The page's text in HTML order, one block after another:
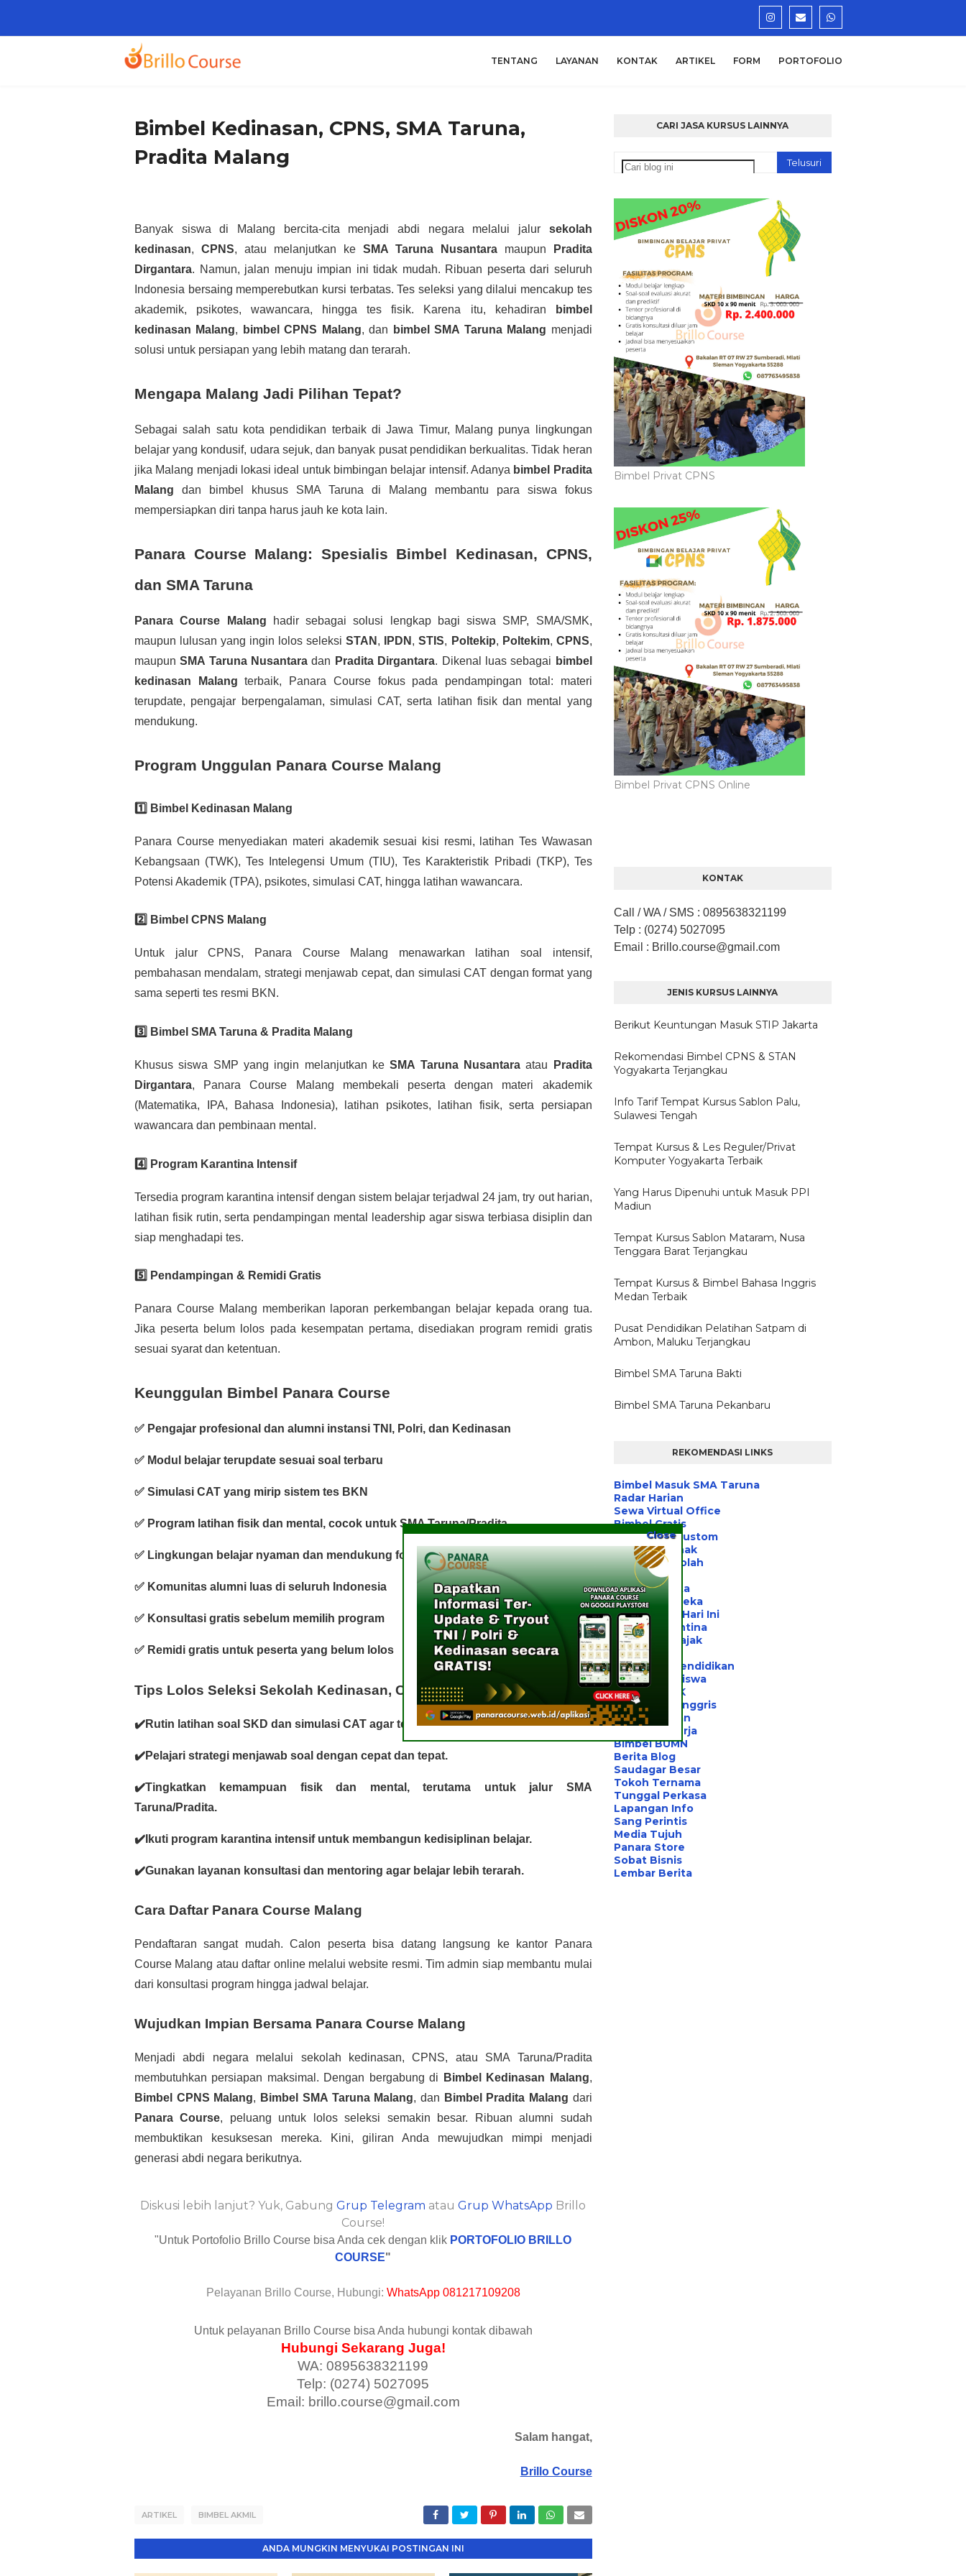
TENTANG LAYANAN KONTAK ARTIKEL FORM PORTOFOLIO
Bimbel Kedinasan, CPNS, SMA Taruna,
Pradita Malang
Banyak siswa di Malang bercita-cita menjadi abdi negara melalui jalur sekolah
kedinasan, CPNS, atau melanjutkan ke SMA Taruna Nusantaramaupun
Pradita
Dirgantara. Namun, jalan menuju impian ini tidak mudah. Ribuan peserta dari seluruh
Indonesia bersaing memperebutkan kursi terbatas. Tes seleksi yang dilalui mencakup tes
akademik, psikotes, wawancara, hingga tes fisik. Karena itu, kehadiran
bimbel
kedinasan Malang, bimbel CPNS Malang, dan bimbel SMA Taruna Malang menjadi
solusi untuk persiapan yang lebih matang dan terarah.
Mengapa Malang Jadi Pilihan Tepat?
Sebagai salah satu kota pendidikan terbaik di Jawa Timur, Malang punya lingkungan
belajar yang kondusif, udara sejuk, dan banyak pusat pendidikan berkualitas. Tidak heran
jika Malang menjadi lokasi ideal untuk bimbingan belajar intensif. Adanya bimbel Pradita
Malang dan bimbel khusus SMA Taruna di Malang membantu para siswa fokus
mempersiapkan diri tanpa harus jauh ke kota lain.
Panara Course Malang: Spesialis Bimbel Kedinasan, CPNS,
dan SMA Taruna
Panara Course Malang hadir sebagai solusi lengkap bagi siswa SMP, SMA/SMK,
maupun lulusan yang ingin lolos seleksiSTAN , IPDN ,STIS, Poltekip, Poltekim, CPNS,
maupunSMA Taruna Nusantara dan Pradita Dirgantara. Dikenal luas sebagai bimbel
kedinasan Malang terbaik, Panara Course fokus pada pendampingan total: materi
terupdate, pengajar berpengalaman, simulasi CAT, serta latihan fisik dan mental yang
mendukung.
Program Unggulan Panara Course Malang
1️⃣ Bimbel Kedinasan Malang
Panara Course menyediakan materi akademik sesuai kisi resmi, latihan Tes Wawasan
Kebangsaan (TWK), Tes Intelegensi Umum (TIU), Tes Karakteristik Pribadi (TKP), Tes
Potensi Akademik (TPA), psikotes, simulasi CAT, hingga latihan wawancara.
2️⃣ Bimbel CPNS Malang
Untuk jalur CPNS, Panara Course Malang menawarkan latihan soal intensif,
pembahasan mendalam, strategi menjawab cepat, dan simulasi CAT dengan format yang
sama seperti tes resmi BKN.
3️⃣ Bimbel SMA Taruna & Pradita Malang
Khusus siswa SMP yang ingin melanjutkan keSMA Taruna Nusantara atau
Pradita
Dirgantara, Panara Course Malang membekali peserta dengan materi akademik
(Matematika, IPA, Bahasa Indonesia), latihan psikotes, latihan fisik, serta persiapan
wawancara dan pembinaan mental.
4️⃣ Program Karantina Intensif
Tersedia program karantina intensif dengan sistem belajar terjadwal 24 jam, try out harian,
latihan fisik rutin, serta pendampingan mental leadership agar siswa terbiasa disiplin dan
siap menghadapi tes.
5️⃣ Pendampingan & Remidi Gratis
Panara Course Malang memberikan laporan perkembangan belajar kepada orang tua.
Jika peserta belum lolos pada kesempatan pertama, disediakan program remidi gratis
sesuai syarat dan ketentuan.
Keunggulan Bimbel Panara Course
✅ Pengajar profesional dan alumni instansi TNI, Polri, dan Kedinasan
✅ Modul belajar terupdate sesuai soal terbaru
✅ Simulasi CAT yang mirip sistem tes BKN
✅ Program latihan fisik dan mental, cocok untuk SMA Taruna/Pradita
✅ Lingkungan belajar nyaman dan mendukung fokus
✅ Komunitas alumni luas di seluruh Indonesia
✅ Konsultasi gratis sebelum memilih program
✅ Remidi gratis untuk peserta yang belum lolos
Tips Lolos Seleksi Sekolah Kedinasan, CPNS, dan SMA Taruna
✔️Rutin latihan soal SKD dan simulasi CAT agar terbiasa dengan format soal resmi.
✔️Pelajari strategi menjawab soal dengan cepat dan tepat.
✔️Tingkatkan kemampuan fisik dan mental, terutama untuk jalur SMA
Taruna/Pradita.
✔️Ikuti program karantina intensif untuk membangun kedisiplinan belajar.
✔️Gunakan layanan konsultasi dan mentoring agar belajar lebih terarah.
Cara Daftar Panara Course Malang
Pendaftaran sangat mudah. Calon peserta bisa datang langsung ke kantor Panara
Course Malang atau daftar online melalui website resmi. Tim admin siap membantu mulai
dari konsultasi program hingga jadwal belajar.
Wujudkan Impian Bersama Panara Course Malang
Menjadi abdi negara melalui sekolah kedinasan, CPNS, atau SMA Taruna/Pradita
membutuhkan persiapan maksimal. Dengan bergabung di
Bimbel Kedinasan Malang,
Bimbel CPNS Malang, Bimbel SMA Taruna Malang, dan Bimbel Pradita Malang dari
Panara Course, peluang untuk lolos seleksi semakin besar. Ribuan alumni sudah
membuktikan kesuksesan mereka. Kini, giliran Anda mewujudkan mimpi menjadi
generasi abdi negara berikutnya.
Diskusi lebih lanjut? Yuk, GabungGrup Telegram atauGrup WhatsApp Brillo
Course!
"Untuk Portofolio Brillo Course bisa Anda cek dengan klik PORTOFOLIO BRILLO
COURSE"
Pelayanan Brillo Course, Hubungi: WhatsApp 081217109208
Untuk pelayanan Brillo Course bisa Anda hubungi kontak dibawah
Hubungi Sekarang Juga!
WA: 0895638321199
Telp: (0274) 5027095
Email: brillo.course@gmail.com
Salam hangat,
Brillo Course
ARTIKEL BIMBEL AKMIL
ANDA MUNGKIN MENYUKAI POSTINGAN INI
CARI JASA KURSUS LAINNYA
Bimbel Privat CPNS
Bimbel Privat CPNS Online
KONTAK
Call / WA / SMS : 0895638321199
Telp : (0274) 5027095
Email : Brillo.course@gmail.com
JENIS KURSUS LAINNYA
Berikut Keuntungan Masuk STIP Jakarta
Rekomendasi Bimbel CPNS & STAN
Yogyakarta Terjangkau
Info Tarif Tempat Kursus Sablon Palu,
Sulawesi Tengah
Tempat Kursus & Les Reguler/Privat
Komputer Yogyakarta Terbaik
Yang Harus Dipenuhi untuk Masuk PPI
Madiun
Tempat Kursus Sablon Mataram, Nusa
Tenggara Barat Terjangkau
Tempat Kursus & Bimbel Bahasa Inggris
Medan Terbaik
Pusat Pendidikan Pelatihan Satpam di
Ambon, Maluku Terjangkau
Bimbel SMA Taruna Bakti
Bimbel SMA Taruna Pekanbaru
REKOMENDASI LINKS
Bimbel Masuk SMA Taruna
Radar Harian
Sewa Virtual Office
Bimbel Gratis
Batik Tulis Custom
Pelatihan Anak
Aplikasi Sekolah
Warta Post
Media Jakarta
Komunitas Peka
Berita Jogja Hari Ini
Bimbel Karantina
Konsultan Pajak
Les Privat
Konsultan Pendidikan
Bimbel Beasiswa
Bimbel UTBK
Les Bahasa Inggris
Bimbel Unhan
Pelatihan Kerja
Bimbel BUMN
Berita Blog
Saudagar Besar
Tokoh Ternama
Tunggal Perkasa
Lapangan Info
Sang Perintis
Media Tujuh
Panara Store
Sobat Bisnis
Lembar Berita
Close